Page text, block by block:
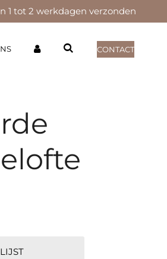
1 tot 2 werkdagen verzonden
CONTACT